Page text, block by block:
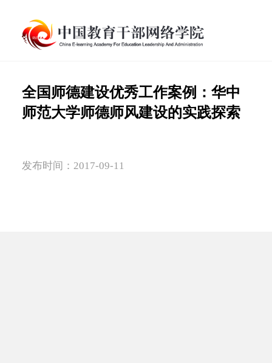
全国师德建设优秀工作案例：华中
师范大学师德师风建设的实践探索
发布时间：2017-09-11